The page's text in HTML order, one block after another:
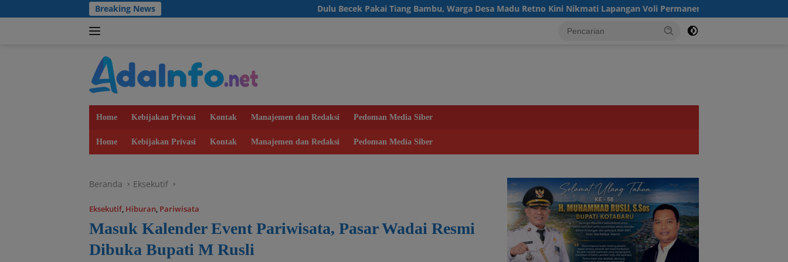
ke
Breaking News Dulu Becek Pakai Tiang Bambu, Warga Desa Madu Retno Kini Nikmati Lapangan Voli Permanen Berkat Program Bupati Tanah Bumbu
Home Kebijakan Privasi Kontak Manajemen dan Redaksi Pedoman Media Siber
Home Kebijakan Privasi Kontak Manajemen dan Redaksi Pedoman Media Siber
Beranda Eksekutif
Eksekutif, Hiburan, Pariwisata
Masuk Kalender Event Pariwisata, Pasar Wadai Resmi
Dibuka Bupati M Rusli